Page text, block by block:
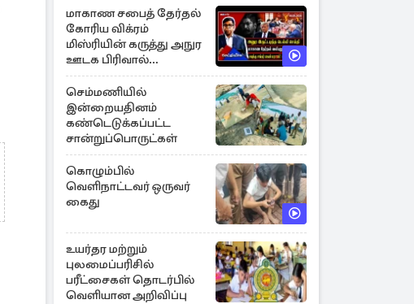
மாகாண சபைத் தேர்தல்
கோரிய விக்ரம்
மிஸ்ரியின் கருத்து அநுர
ஊடக பிரிவால்
அமுக்கப்பட்டது ஏன்...!
செம்மணியில்
இன்றையதினம்
கண்டெடுக்கப்பட்ட
சான்றுப்பொருட்கள்
கொழும்பில்
வெளிநாட்டவர் ஒருவர்
கைது
உயர்தர மற்றும்
புலமைப்பரிசில்
பரீட்சைகள் தொடர்பில்
வெளியான அறிவிப்பு